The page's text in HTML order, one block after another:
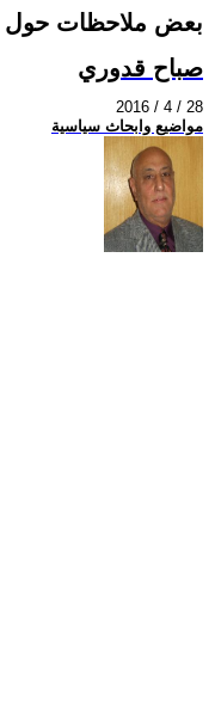
بعض ملاحظات حول
صباح قدوري
2016 / 4 / 28
مواضيع وابحاث سياسية